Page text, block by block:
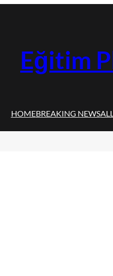
Eğitim
HOMEBREAKING NEWS